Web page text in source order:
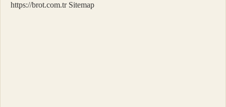
https://brot.com.tr Sitemap